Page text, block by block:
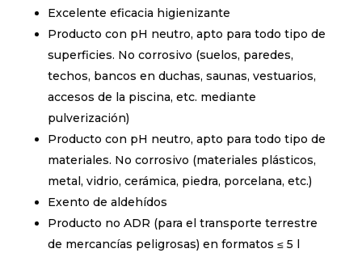
Excelente eficacia higienizante
Producto con pH neutro, apto para todo tipo de
superficies. No corrosivo (suelos, paredes,
techos, bancos en duchas, saunas, vestuarios,
accesos de la piscina, etc. mediante
pulverización)
Producto con pH neutro, apto para todo tipo de
materiales. No corrosivo (materiales plásticos,
metal, vidrio, cerámica, piedra, porcelana, etc.)
Exento de aldehídos
Producto no ADR (para el transporte terrestre
de mercancías peligrosas) en formatos ≤ 5 l